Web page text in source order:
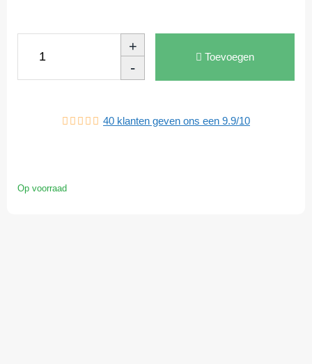
+
-
Toevoegen
40 klanten geven ons een 9.9/10
Op voorraad